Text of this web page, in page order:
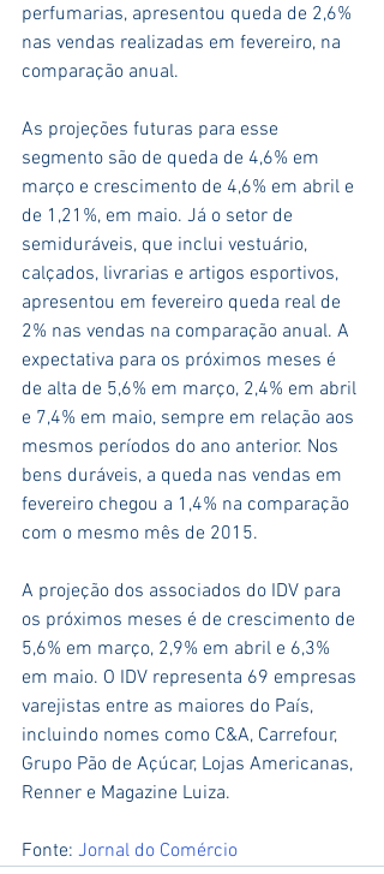
perfumarias, apresentou queda de 2,6%
nas vendas realizadas em fevereiro, na
comparação anual.
As projeções futuras para esse
segmento são de queda de 4,6% em
março e crescimento de 4,6% em abril e
de 1,21%, em maio. Já o setor de
semiduráveis, que inclui vestuário,
calçados, livrarias e artigos esportivos,
apresentou em fevereiro queda real de
2% nas vendas na comparação anual. A
expectativa para os próximos meses é
de alta de 5,6% em março, 2,4% em abril
e 7,4% em maio, sempre em relação aos
mesmos períodos do ano anterior. Nos
bens duráveis, a queda nas vendas em
fevereiro chegou a 1,4% na comparação
com o mesmo mês de 2015.
A projeção dos associados do IDV para
os próximos meses é de crescimento de
5,6% em março, 2,9% em abril e 6,3%
em maio. O IDV representa 69 empresas
varejistas entre as maiores do País,
incluindo nomes como C&A, Carrefour,
Grupo Pão de Açúcar, Lojas Americanas,
Renner e Magazine Luiza.
Fonte: Jornal do Comércio